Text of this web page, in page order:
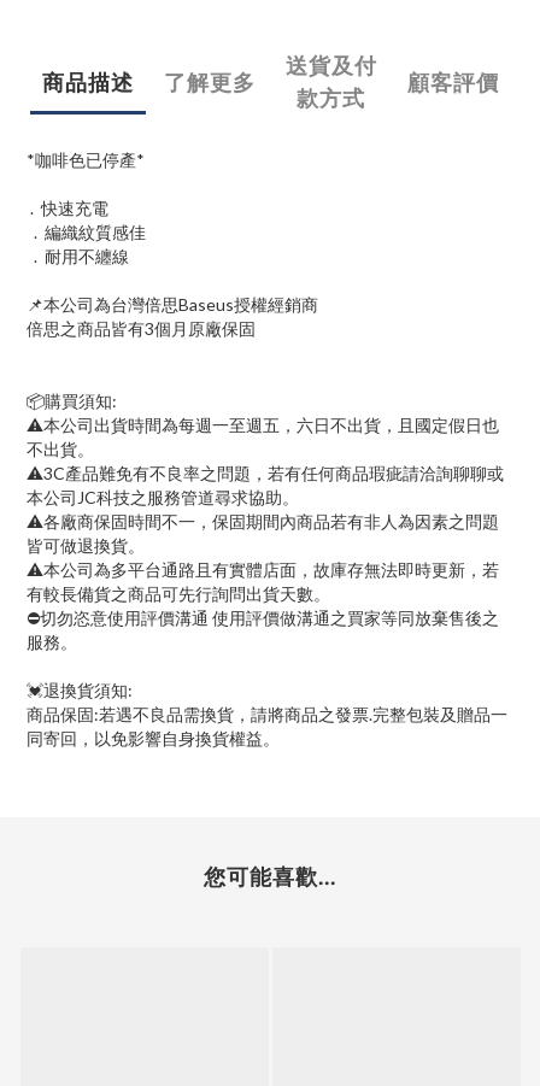
商品描述 了解更多
送貨及付
款方式
顧客評價
*咖啡色已停產*
. 快速充電
. 編織紋質感佳
. 耐用不纏線
📌本公司為台灣倍思Baseus授權經銷商
倍思之商品皆有3個月原廠保固
📦購買須知:
⚠本公司出貨時間為每週一至週五，六日不出貨，且國定假日也
不出貨。
⚠3C產品難免有不良率之問題，若有任何商品瑕疵請洽詢聊聊或
本公司JC科技之服務管道尋求協助。
⚠各廠商保固時間不一，保固期間內商品若有非人為因素之問題
皆可做退換貨。
⚠本公司為多平台通路且有實體店面，故庫存無法即時更新，若
有較長備貨之商品可先行詢問出貨天數。
⛔切勿恣意使用評價溝通 使用評價做溝通之買家等同放棄售後之
服務。
💓退換貨須知:
商品保固:若遇不良品需換貨，請將商品之發票.完整包裝及贈品一
同寄回，以免影響自身換貨權益。
您可能喜歡...